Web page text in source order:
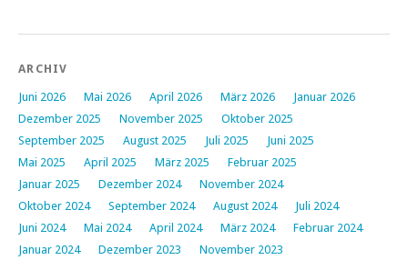
ARCHIV
Juni 2026 Mai 2026 April 2026 März 2026
Januar 2026
Dezember 2025
November 2025
Oktober 2025
September 2025
August 2025 Juli 2025
Juni 2025
Mai 2025
April 2025 März 2025
Februar 2025
Januar 2025
Dezember 2024
November 2024
Oktober 2024
September 2024 August 2024
Juli 2024
Juni 2024
Mai 2024 April 2024 März 2024
Februar 2024
Januar 2024
Dezember 2023
November 2023